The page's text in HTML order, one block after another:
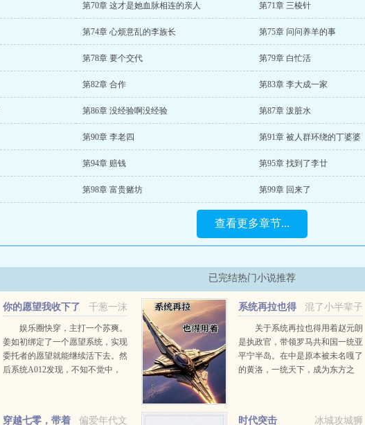
第70章 这才是她血脉相连的亲人 第71章 三棱针
第74章 心烦意乱的李族长 第75章 问问养羊的事
第78章 要个交代 第79章 白忙活
第82章 合作 第83章 李大成一家
第86章 没经验啊没经验 第87章 泼脏水
第90章 李老四 第91章 被人群环绕的丁婆婆
第94章 赔钱 第95章 找到了李廿
第98章 富贵赌坊 第99章 回来了
查看更多章节...
已完结热门小说推荐
千葱一沫
你的愿望我收下了
[快穿]娱乐圈快穿，主打一个苏爽。
姜如初绑定了一个愿望系统，实现
委托者的愿望就能继续活下去。然
后系统A012发现，不知不觉中，
混了小半辈子
系统再拉也得
用着关于系统再拉也得用着赵元朗
是执政官，带领罗马共和国一统亚
平宁半岛。在中是原本被未名嘎了
的黄洛，一统天下，成为东方之
偏爱年代文
穿越七零，带着 冰城攻城狮
时代突击